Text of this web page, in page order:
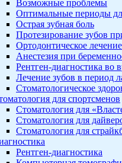
Возможные проблемы
Оптимальные периоды
Острая зубная боль
Протезирование зубов
Ортодонтическое
Анестезия при
Рентген-диагностика во
Лечение зубов в период
Стоматологическое
для спортсменов
Стоматология для
Стоматология для
Стоматология для
Рентген-диагностика